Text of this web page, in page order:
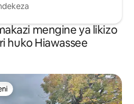
mengine ya likizo
huko Hiawassee
wageni